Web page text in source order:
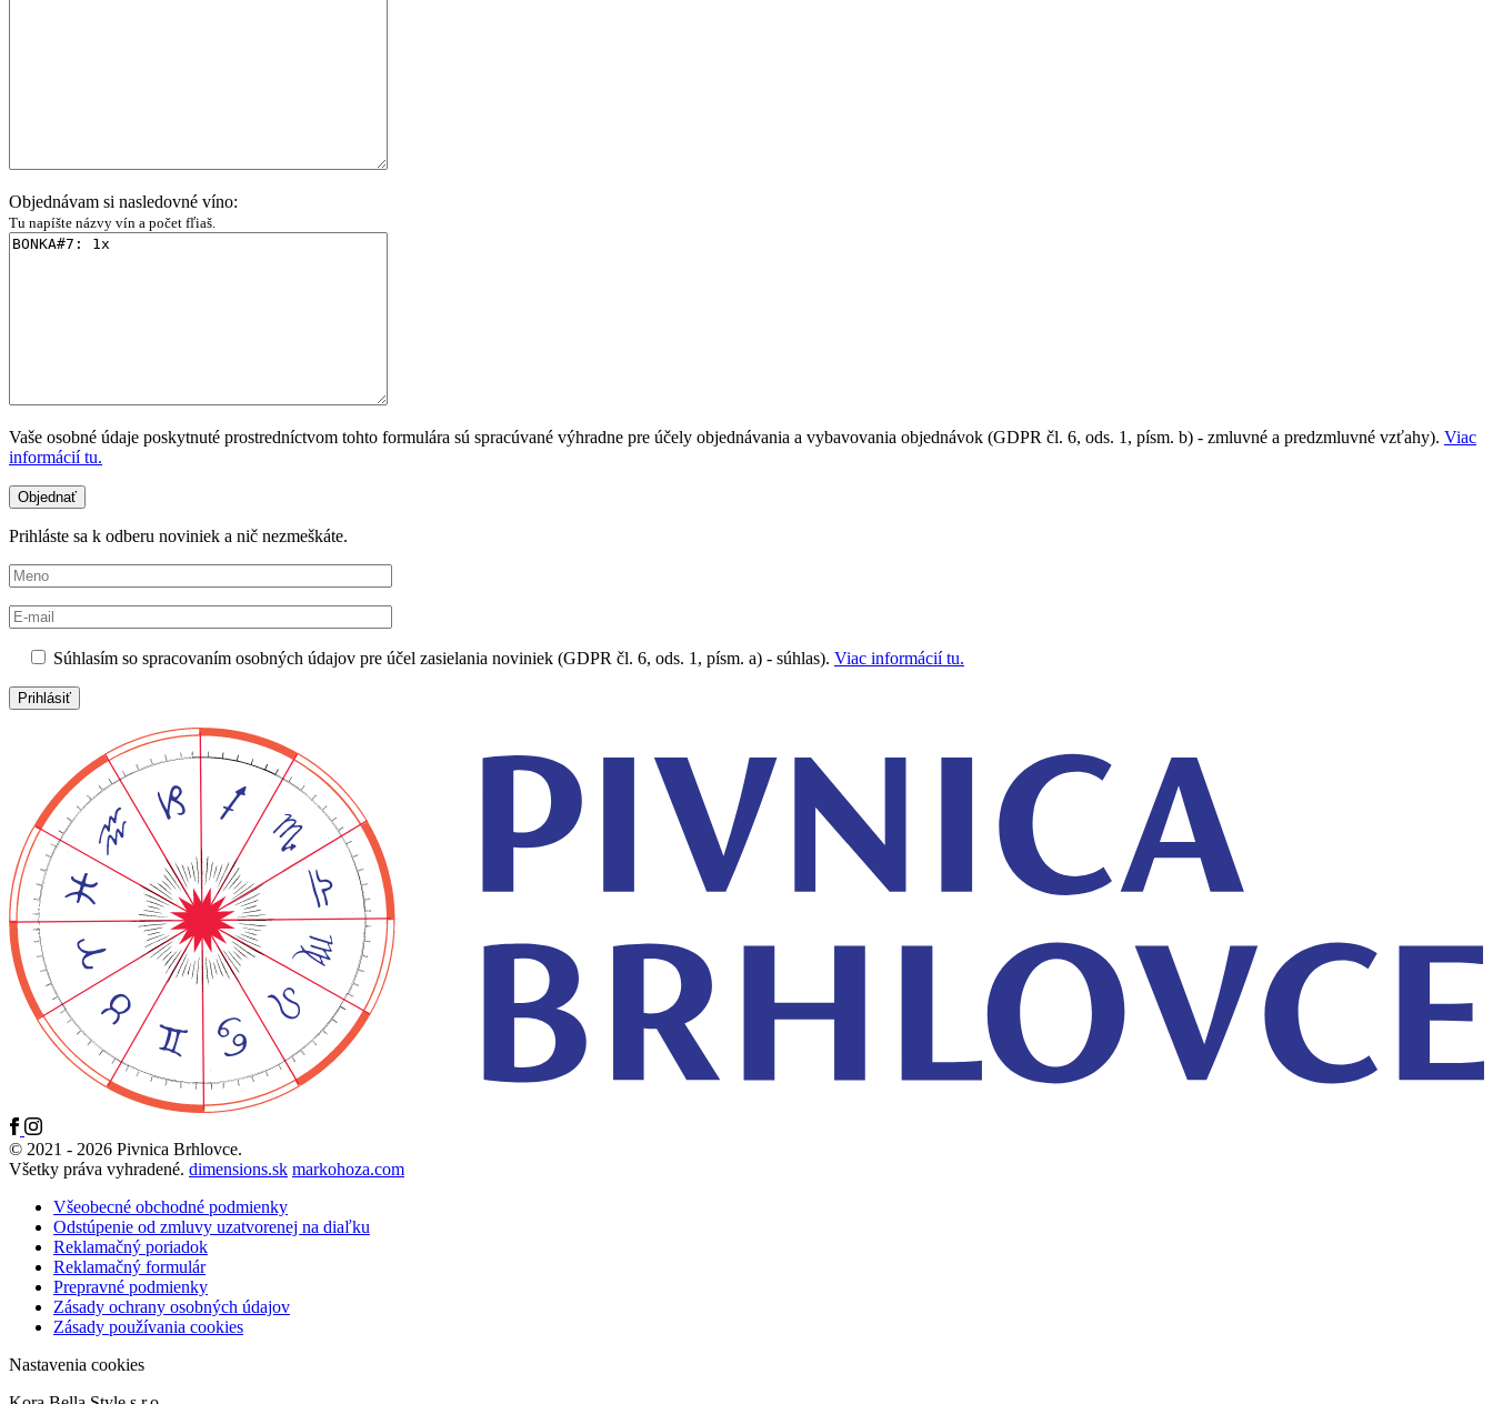
Objednávam si nasledovné víno:
Tu napíšte názvy vín a počet fľiaš.
Vaše osobné údaje poskytnuté prostredníctvom tohto formulára sú spracúvané výhradne pre účely objednávania a vybavovania objednávok (GDPR čl. 6, ods. 1, písm. b) - zmluvné a predzmluvné vzťahy). Viac
informácií tu.
Prihláste sa k odberu noviniek a nič nezmeškáte.
Súhlasím so spracovaním osobných údajov pre účel zasielania noviniek (GDPR čl. 6, ods. 1, písm. a) - súhlas). Viac informácií tu.
© 2021 - 2026 Pivnica Brhlovce.
Všetky práva vyhradené. dimensions.sk markohoza.com
Všeobecné obchodné podmienky
Odstúpenie od zmluvy uzatvorenej na diaľku
Reklamačný poriadok
Reklamačný formulár
Prepravné podmienky
Zásady ochrany osobných údajov
Zásady používania cookies
Nastavenia cookies